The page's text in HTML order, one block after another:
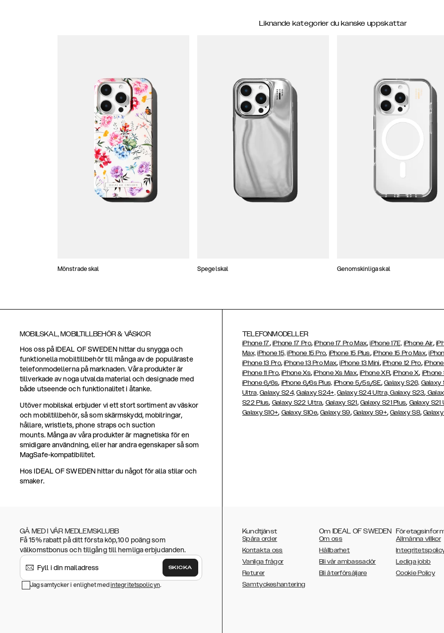
Liknande kategorier du kanske uppskattar
Mönstrade skal Spegelskal Genomskinliga skal
MOBILSKAL, MOBILTILLBEHÖR & VÄSKOR
Hos oss på IDEAL OF SWEDEN hittar du snygga och
funktionella mobiltillbehör till många av de populäraste
telefonmodellerna på marknaden. Våra produkter är
tillverkade av noga utvalda material och designade med
både utseende och funktionalitet i åtanke.
Utöver mobilskal erbjuder vi ett stort sortiment av väskor
och mobiltillbehör, så som skärmskydd, mobilringar,
hållare, wristlets, phone straps och suction
mounts. Många av våra produkter är magnetiska för en
smidigare användning, eller har andra egenskaper så som
MagSafe-kompatibilitet.
Hos IDEAL OF SWEDEN hittar du något för alla stilar och
smaker.
TELEFONMODELLER
iPhone 17, iPhone 17 Pro,iPhone 17 Pro Max,iPhone 17E, iPhone Air,
Max, iPhone 15, iPhone 15 Pro, iPhone 15 Plus, iPhone 15 Pro Max,
iPhone 13 Pro,iPhone 13 Pro Max,iPhone 13 Mini, iPhone 12 Pro, iPhone
iPhone 11 Pro,iPhone Xs,iPhone Xs Max,iPhone XR,iPhone X,
iPhone 6/6s, iPhone 6/6s Plus, iPhone 5/5s/SE,Galaxy S26, Galaxy
Ultra, Galaxy S24, Galaxy S24+, Galaxy S24 Ultra, Galaxy S23,
S22 Plus, Galaxy S22 Ultra, Galaxy S21, Galaxy S21 Plus, Galaxy S21
Galaxy S10+, Galaxy S10e,Galaxy S9, Galaxy S9+,Galaxy S8,
GÅ MED I VÅR MEDLEMSKLUBB
Få 15% rabatt på ditt första köp,100 poäng som
välkomstbonus och tillgång till hemliga erbjudanden.
SKICKA
Jag samtycker i enlighet medintegritetspolicyn.
Kundtjänst
Spåra order
Kontakta oss
Vanliga frågor
Returer
Samtyckeshantering
Om IDEAL OF SWEDEN
Om oss
Hållbarhet
Bli vår ambassadör
Bli återförsäljare
Allmänna villkor
Lediga jobb
Cookie Policy
AUSTRALIA